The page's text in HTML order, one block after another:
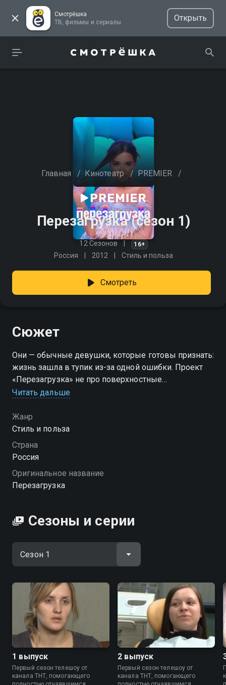
Смотрёшка
ТВ, фильмы и сериалы
Открыть
Главная / Кинотеатр / PREMIER /
Перезагрузка (сезон 1)
12 Сезонов 16+
Россия 2012 Стиль и польза
Смотреть
Сюжет
Они — обычные девушки, которые готовы признать:
жизнь зашла в тупик из-за одной ошибки. Проект
«Перезагрузка» не про поверхностные
метаморфозы, а про настоящий пересмотр себя.
причёсками, а с осознанием: пора что-то менять.
Каждая история уникальна, но всех объединяет
жажда обновления. Здесь эксперты помогают не
только обновить гардероб и образ, но и разобраться
обрести новые взгляды на будущее.
«Перезагрузка» — смотрите онлайн в хорошем
Посмотреть онлайн 1 сезон сериала Перезагрузка
качестве на Смотрёшке
Читать дальше
Жанр
Стиль и польза
Страна
Россия
Оригинальное название
Перезагрузка
Сезоны и серии
1 выпуск
Первый сезон телешоу от
канала ТНТ, помогающего
2 выпуск
Первый сезон телешоу от
канала ТНТ, помогающего